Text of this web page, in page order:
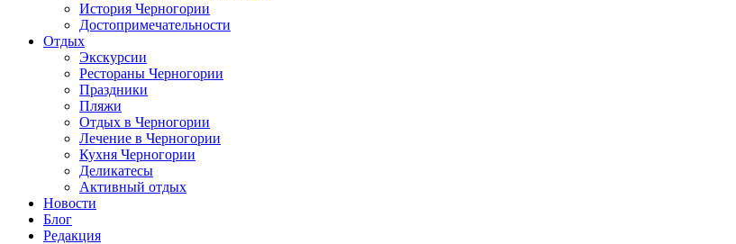
История Черногории
Достопримечательности
Отдых
Экскурсии
Рестораны Черногории
Праздники
Пляжи
Отдых в Черногории
Лечение в Черногории
Кухня Черногории
Деликатесы
Активный отдых
Новости
Блог
Редакция